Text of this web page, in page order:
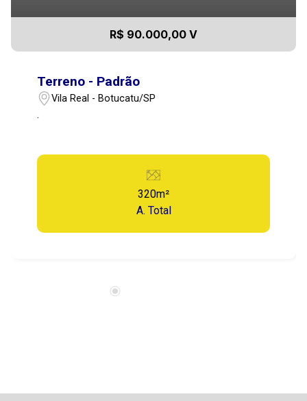
R$ 90.000,00 V
Terreno - Padrão
Vila Real - Botucatu/SP
.
320m²
A. Total